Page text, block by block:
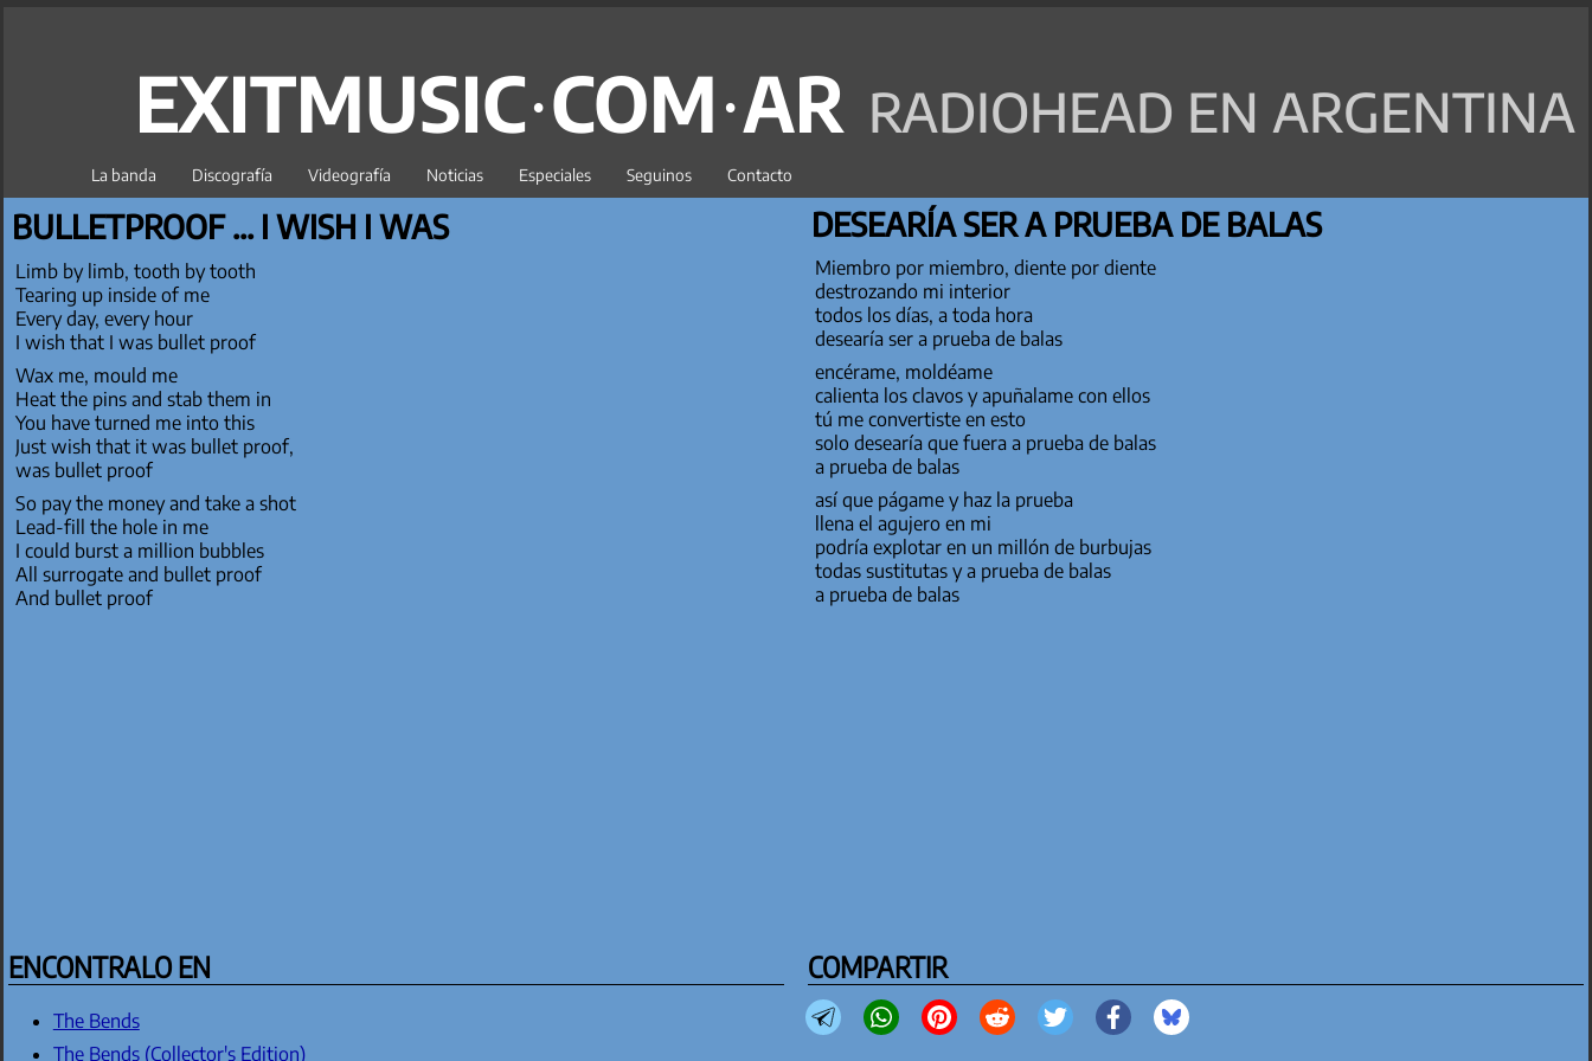
EXITMUSIC·COM·AR RADIOHEAD EN ARGENTINA
La banda Discografía Videografía Noticias Especiales Seguinos Contacto
BULLETPROOF ... I WISH I WAS
Limb by limb, tooth by tooth
Tearing up inside of me
Every day, every hour
I wish that I was bullet proof
Wax me, mould me
Heat the pins and stab them in
You have turned me into this
Just wish that it was bullet proof,
was bullet proof
So pay the money and take a shot
Lead-fill the hole in me
I could burst a million bubbles
All surrogate and bullet proof
And bullet proof
DESEARÍA SER A PRUEBA DE BALAS
Miembro por miembro, diente por diente
destrozando mi interior
todos los días, a toda hora
desearía ser a prueba de balas
encérame, moldéame
calienta los clavos y apuñalame con ellos
tú me convertiste en esto
solo desearía que fuera a prueba de balas
a prueba de balas
así que págame y haz la prueba
llena el agujero en mi
podría explotar en un millón de burbujas
todas sustitutas y a prueba de balas
a prueba de balas
ENCONTRALO EN
The Bends
The Bends (Collector's Edition)
COMPARTIR